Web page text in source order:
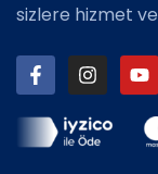
sizlere hizmet